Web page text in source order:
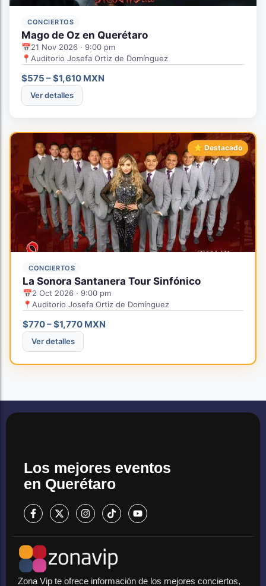
CONCIERTOS
Mago de Oz en Querétaro
📅21 Nov 2026 · 9:00 pm
📍 Auditorio Josefa Ortiz de Domínguez
$575 – $1,610 MXN
Ver detalles
⭐ Destacado
CONCIERTOS
La Sonora Santanera Tour Sinfónico
📅2 Oct 2026 · 9:00 pm
📍 Auditorio Josefa Ortiz de Domínguez
$770 – $1,770 MXN
Ver detalles
Los mejores eventos
en Querétaro
Zona Vip te ofrece información de los mejores conciertos,